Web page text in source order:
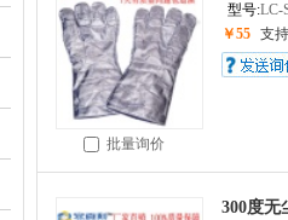
批量询价
型号:LC-
￥55 支
300度无